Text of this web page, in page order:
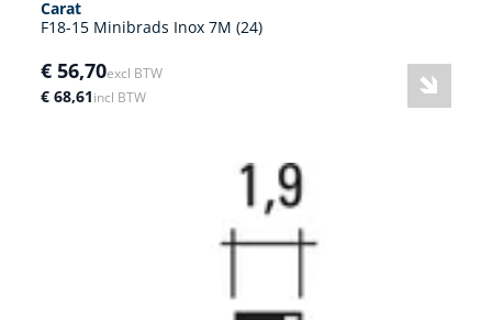
Carat
F18-15 Minibrads Inox 7M (24)
€ 56,70excl BTW
€ 68,61incl BTW